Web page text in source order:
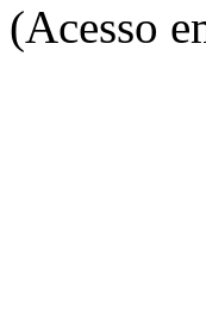
(Acesso